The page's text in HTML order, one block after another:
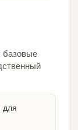
базовые
для